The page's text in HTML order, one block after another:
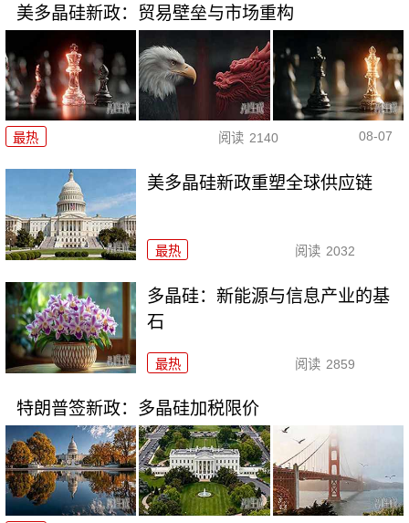
美多晶硅新政：贸易壁垒与市场重构
最热 阅读 2140 08-07
美多晶硅新政重塑全球供应链
最热 阅读 2032
多晶硅：新能源与信息产业的基
石
最热 阅读 2859
特朗普签新政：多晶硅加税限价